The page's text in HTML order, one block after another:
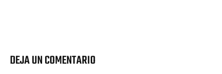
DEJA UN COMENTARIO